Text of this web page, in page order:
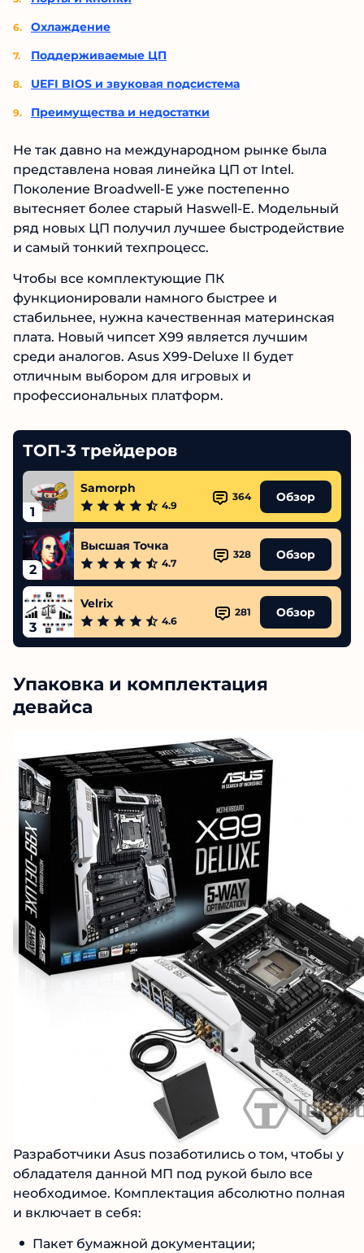
Охлаждение
Поддерживаемые ЦП
UEFI BIOS и звуковая подсистема
Преимущества и недостатки
Не так давно на международном рынке была
представлена новая линейка ЦП от Intel.
Поколение Broadwell-E уже постепенно
вытесняет более старый Haswell-E. Модельный
ряд новых ЦП получил лучшее быстродействие
и самый тонкий техпроцесс.
Чтобы все комплектующие ПК
функционировали намного быстрее и
стабильнее, нужна качественная материнская
плата. Новый чипсет X99 является лучшим
среди аналогов. Asus X99-Deluxe II будет
отличным выбором для игровых и
профессиональных платформ.
ТОП-3 трейдеров
1
Samorph
4.9
364 Обзор
2
Высшая Точка
4.7
328 Обзор
3
Velrix
4.6
281 Обзор
Упаковка и комплектация
девайса
Разработчики Asus позаботились о том, чтобы у
обладателя данной МП под рукой было все
необходимое. Комплектация абсолютно полная
и включает в себя:
Пакет бумажной документации;